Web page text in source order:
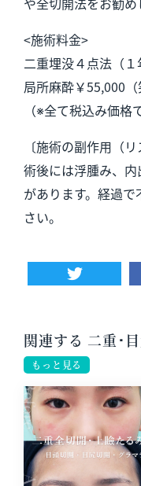
<施術料金>
二重埋没４点法（
局所麻酔￥55,000（
（※全て税込み価格
〔施術の副作用（リ
術後には浮腫み、
があります。経過
さい。
関連する 二重･
もっと見る